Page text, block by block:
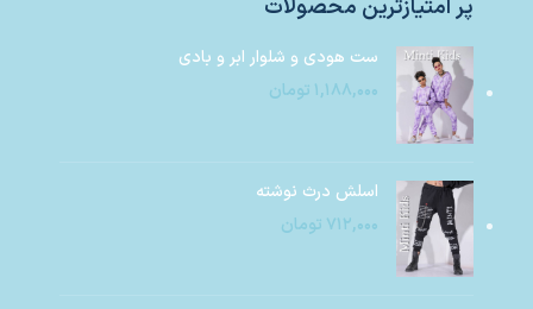
پر امتیازترین محصولات
ست هودی و شلوار ابر و بادی
۱,۱۸۸,۰۰۰ تومان
اسلش درث نوشته
۷۱۲,۰۰۰ تومان